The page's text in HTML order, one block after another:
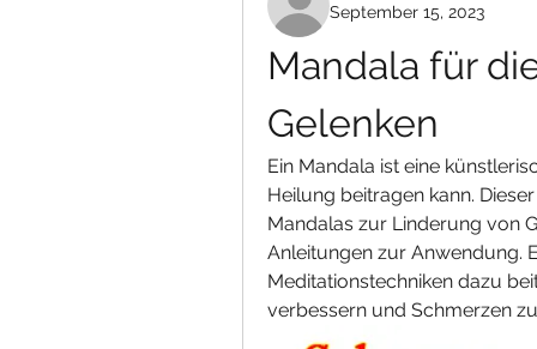
September 15, 2023
Mandala für
Gelenken
Ein Mandala ist eine
Heilung beitragen kann.
Mandalas zur Linderung von
Anleitungen zur Anwendung.
Meditationstechniken dazu
verbessern und Schmerzen